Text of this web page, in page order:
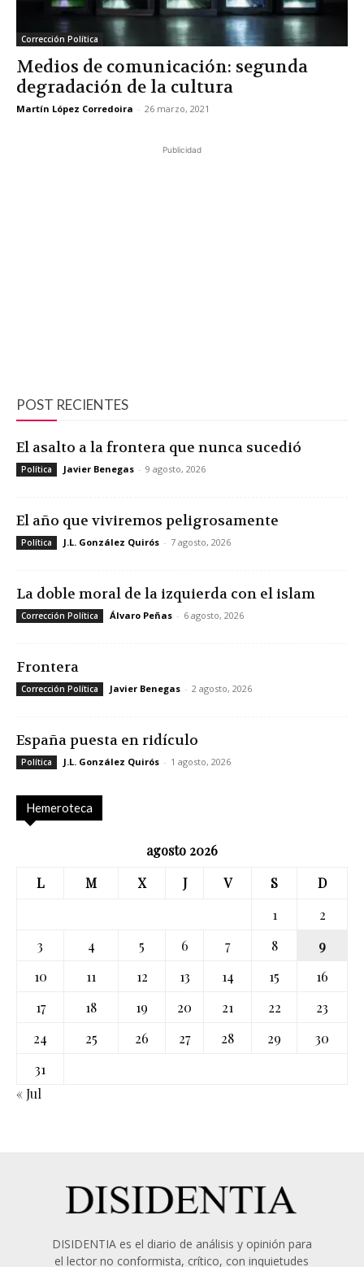
Corrección Política
Medios de comunicación: segunda
degradación de la cultura
Martín López Corredoira - 26 marzo, 2021
Publicidad
POST RECIENTES
El asalto a la frontera que nunca sucedió
Política Javier Benegas - 9 agosto, 2026
El año que viviremos peligrosamente
Política J.L. González Quirós - 7 agosto, 2026
La doble moral de la izquierda con el islam
Corrección Política Álvaro Peñas - 6 agosto, 2026
Frontera
Corrección Política Javier Benegas - 2 agosto, 2026
España puesta en ridículo
Política J.L. González Quirós - 1 agosto, 2026
Hemeroteca
agosto 2026
L
M X J V S
D
1
2
3
4 5 6 7 8
9
10
11 12 13 14 15
16
17
18 19 20 21 22
23
24
25 26 27 28 29
30
31
« Jul
DISIDENTIA es el diario de análisis y opinión para
el lector no conformista, crítico, con inquietudes